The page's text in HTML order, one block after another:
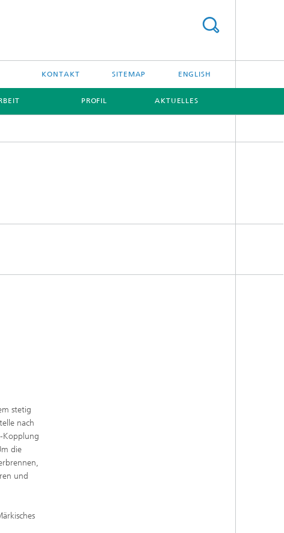
KONTAKT SITEMAP ENGLISH
PROFIL AKTUELLES
stetig
nach
Kopplung
die
und